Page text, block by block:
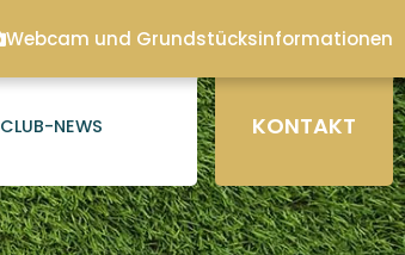
CLUB-NEWS KONTAKT
Webcam und Grundstücksinformationen